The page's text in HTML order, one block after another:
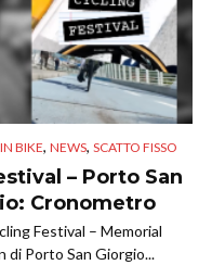
BIKE, NEWS, SCATTO FISSO
– Porto San
Cronometro
Festival – Memorial
di Porto San Giorgio...